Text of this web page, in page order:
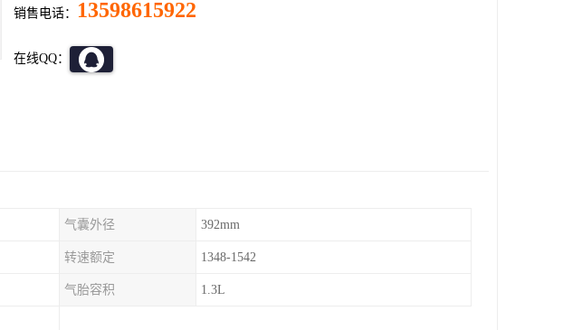
销售电话： 13598615922
在线QQ：
气囊外径 392mm
转速额定 1348-1542
气胎容积 1.3L